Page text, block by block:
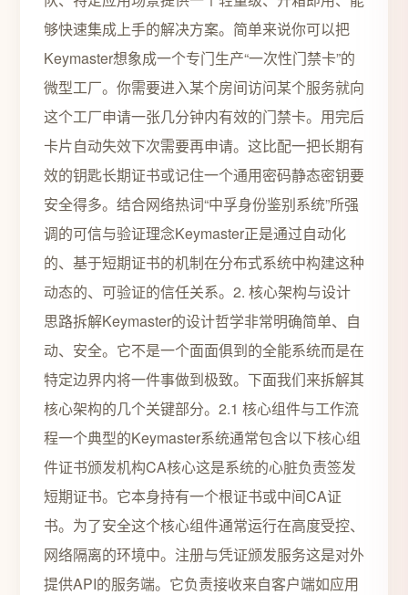
够快速集成上手的解决方案。简单来说你可以把
Keymaster想象成一个专门生产“一次性门禁卡”的
微型工厂。你需要进入某个房间访问某个服务就向
这个工厂申请一张几分钟内有效的门禁卡。用完后
卡片自动失效下次需要再申请。这比配一把长期有
效的钥匙长期证书或记住一个通用密码静态密钥要
安全得多。结合网络热词“中孚身份鉴别系统”所强
调的可信与验证理念Keymaster正是通过自动化
的、基于短期证书的机制在分布式系统中构建这种
动态的、可验证的信任关系。2. 核心架构与设计
思路拆解Keymaster的设计哲学非常明确简单、自
动、安全。它不是一个面面俱到的全能系统而是在
特定边界内将一件事做到极致。下面我们来拆解其
核心架构的几个关键部分。2.1 核心组件与工作流
程一个典型的Keymaster系统通常包含以下核心组
件证书颁发机构CA核心这是系统的心脏负责签发
短期证书。它本身持有一个根证书或中间CA证
书。为了安全这个核心组件通常运行在高度受控、
网络隔离的环境中。注册与凭证颁发服务这是对外
提供API的服务端。它负责接收来自客户端如应用